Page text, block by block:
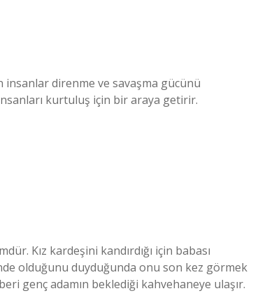
insanlar direnme ve savaşma gücünü
kurtuluş için bir araya getirir.
Kız kardeşini kandırdığı için babası
olduğunu duyduğunda onu son kez görmek
genç adamın beklediği kahvehaneye ulaşır.